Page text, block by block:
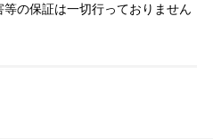
の保証は一切行っておりません